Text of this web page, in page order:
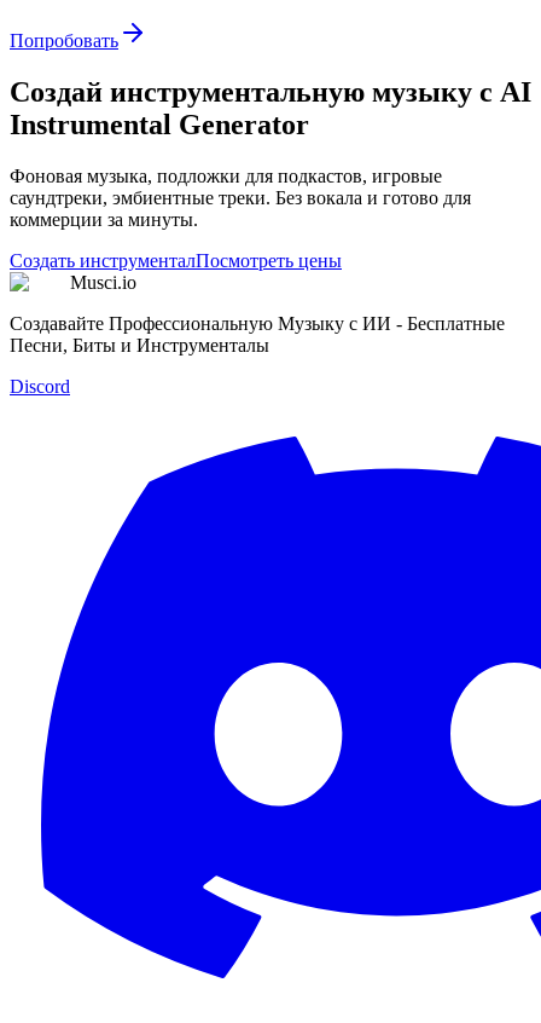
Попробовать
Создай инструментальную музыку с AI
Instrumental Generator
Фоновая музыка, подложки для подкастов, игровые
саундтреки, эмбиентные треки. Без вокала и готово для
коммерции за минуты.
Создать инструменталПосмотреть цены
Musci.io
Создавайте Профессиональную Музыку с ИИ - Бесплатные
Песни, Биты и Инструменталы
Discord